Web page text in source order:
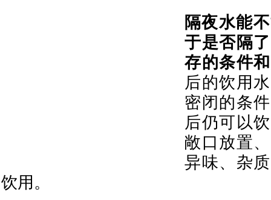
隔夜水能
于是否隔
存的条件
后的饮用
密闭的条
后仍可以
敞口放置
异味、杂
饮用。